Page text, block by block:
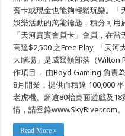
賓卡或現金也能夠輕鬆玩樂。
娛樂活動的萬能鑰匙，積分可用
「天河貴賓會員卡」會員，在
高達$2,500 之Free Play. 「天
大賭場」是威爾頓部落（Wilton
作項目， 由Boyd Gaming 負責
8月開業，提供面積達 100,000
老虎機、超逾80枱桌面遊戲及
情，請登錄www.SkyRiver.com。
Read More »